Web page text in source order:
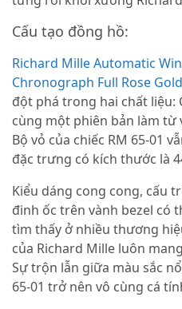
Cấu tạo đồng hồ:
Richard Mille Automatic
Chronograph Full Rose
đột phá trong hai chất liệu:
cùng một phiên bản làm từ
Bộ vỏ của chiếc RM 65-01
đặc trưng có kích thước là
Kiểu dáng cong cong, cấu
đinh ốc trên vành bezel có
tìm thấy ở nhiều thương
của Richard Mille luôn
Sự trộn lẫn giữa màu sắc
65-01 trở nên vô cùng cá